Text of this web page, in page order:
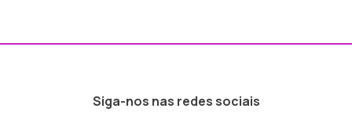
Siga-nos nas redes sociais